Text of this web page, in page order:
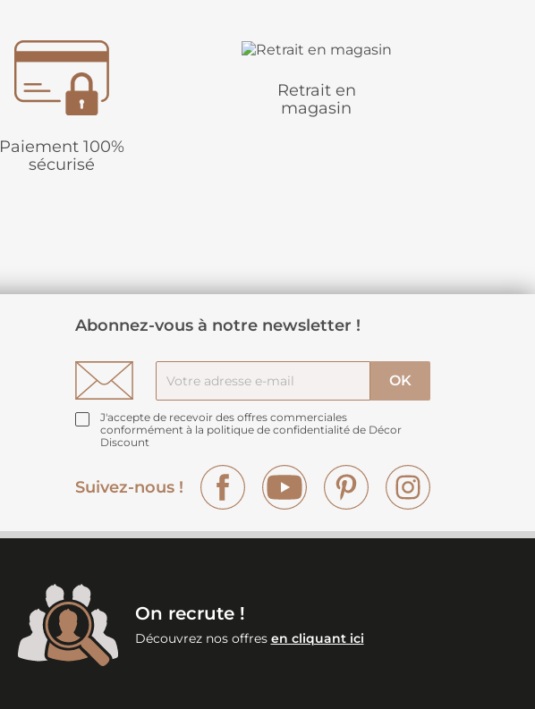
Paiement 100%
sécurisé
Retrait en
magasin
Abonnez-vous à notre newsletter !
J'accepte de recevoir des offres commerciales
conformément à la politique de confidentialité de Décor
Discount
Suivez-nous !
Facebook YouTube Pinterest
On recrute !
Découvrez nos offres en cliquant ici